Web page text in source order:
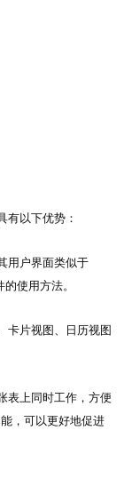
有以下优势：
用户界面类似于
使用方法。
卡片视图、日历视图
表上同时工作，方便
，可以更好地促进